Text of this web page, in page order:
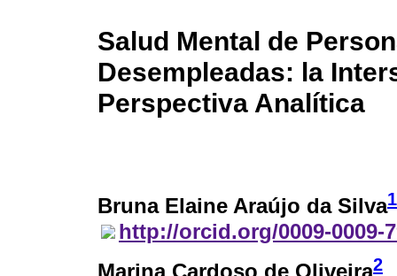
Salud Mental de
Desempleadas: la
Perspectiva Analítica
Bruna Elaine Araújo da Silva1
http://orcid.org/0009-0009-
2